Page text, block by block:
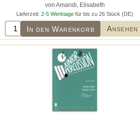
von Amandi, Elisabeth
Lieferzeit: 2-5 Werktage für bis zu 26 Stück (DE)
In den Warenkorb Ansehen